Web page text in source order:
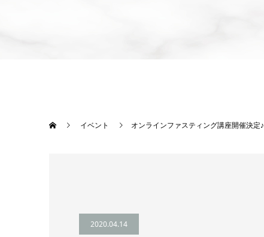
イベント オンラインファスティング講座開催決定♪
2020.04.14